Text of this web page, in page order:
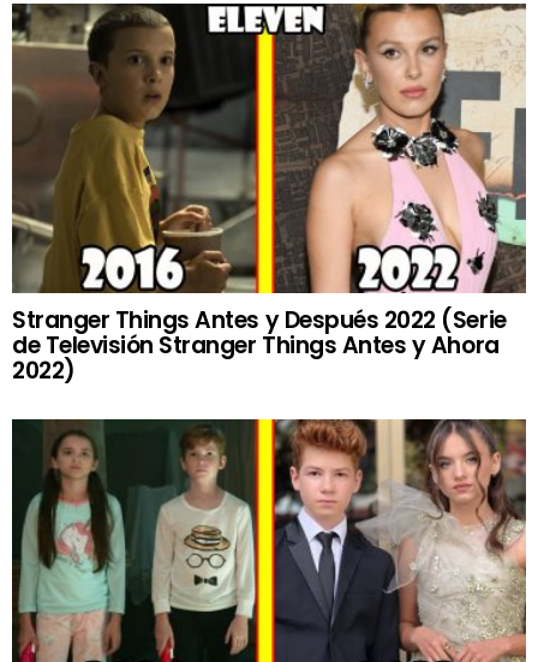
Stranger Things Antes y Después 2022 (Serie
de Televisión Stranger Things Antes y Ahora
2022)